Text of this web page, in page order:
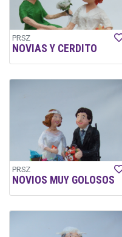
PRSZ
NOVIAS Y CERDITO
PRSZ
NOVIOS MUY GOLOSOS